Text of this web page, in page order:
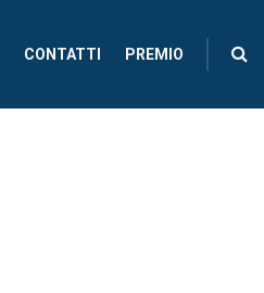
CONTATTI PREMIO